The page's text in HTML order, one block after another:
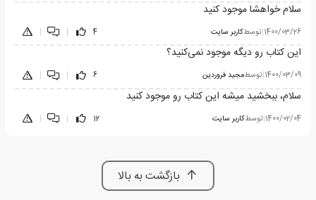
سلام خواهشا موجود کنید
1400/03/26
|توسطکاربر سایت 4
|
|
این کتاب رو دیگه موجود نمی‌کنید؟
1400/03/09
|توسطمجید فروردین 6
|
|
سلام، ببخشید میشه این کتاب رو موجود کنید
1400/02/04
|توسطکاربر سایت 12
|
|
بازگشت به بالا